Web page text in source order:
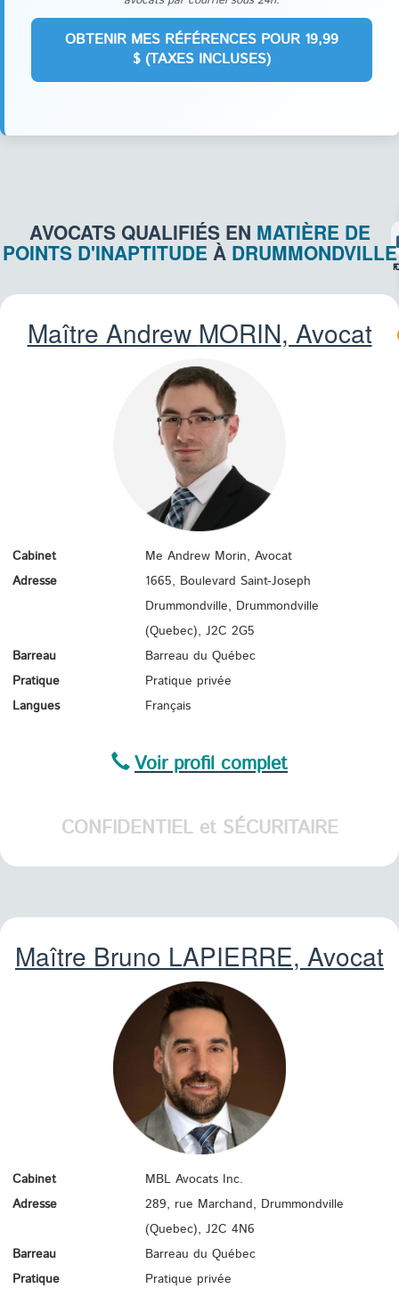
AVOCATS QUALIFIÉS EN MATIÈRE DE
POINTS D'INAPTITUDE À DRUMMONDVILLE
Maître Andrew MORIN, Avocat
Cabinet
Me Andrew Morin, Avocat
Adresse
1665, Boulevard Saint-Joseph
Drummondville, Drummondville
(Quebec),J2C 2G5
Barreau
Barreau du Québec
Pratique
Pratique privée
Langues
Français
Voir profil complet
CONFIDENTIEL et SÉCURITAIRE
Maître Bruno LAPIERRE, Avocat
Cabinet
MBL Avocats Inc.
Adresse
289, rue Marchand, Drummondville
(Quebec),J2C 4N6
Barreau
Barreau du Québec
Pratique
Pratique privée